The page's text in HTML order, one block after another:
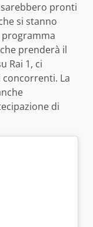
pronti
si stanno
programma
prenderà il
Rai 1, ci
La
di